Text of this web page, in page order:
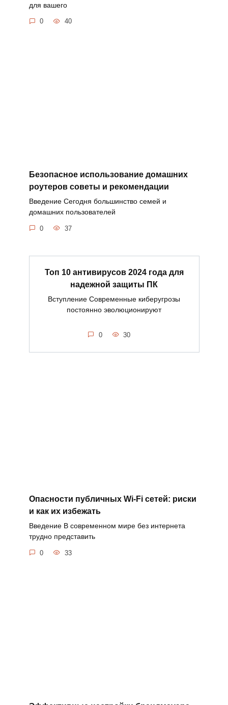
для вашего
0 40
Безопасное использование домашних
роутеров советы и рекомендации
Введение Сегодня большинство семей и
домашних пользователей
0 37
Топ 10 антивирусов 2024 года для
надежной защиты ПК
Вступление Современные киберугрозы
постоянно эволюционируют
0 30
Опасности публичных Wi-Fi сетей: риски
и как их избежать
Введение В современном мире без интернета
трудно представить
0 33